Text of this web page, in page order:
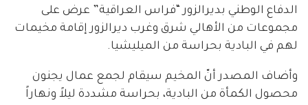
الدفاع الوطني بديرالزور “فراس العراقية” عرض على
مجموعات من الأهالي شرق وغرب ديرالزور إقامة مخيمات
لهم في البادية بحراسة من الميليشيا.
وأضاف المصدر أنّ المخيم سيقام لجمع عمال يجنون
محصول الكمأة من البادية، بحراسة مشددة ليلاً ونهاراً